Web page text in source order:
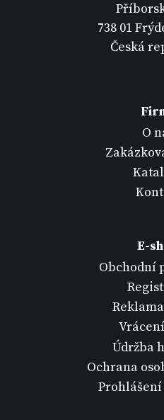
738 01
Česká
O
E-
Obchodní
Údržba
Ochrana
Prohlášení